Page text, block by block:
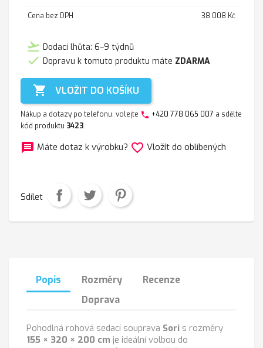
Cena bez DPH 38 008 Kč
flight_takeoff Dodací lhůta: 6–9 týdnů
 Dopravu k tomuto produktu máte ZDARMA
 VLOŽIT DO KOŠÍKU
Nákup a dotazy po telefonu, volejte phone +420 778 065 007 a sdělte
kód produktu 3423.
message Máte dotaz k výrobku? favorite_border Vložit do oblíbených
Sdílet
Popis Rozměry
Recenze
Doprava
Pohodlná rohová sedací souprava Sori s rozměry
155 × 320 × 200 cm je ideální volbou do